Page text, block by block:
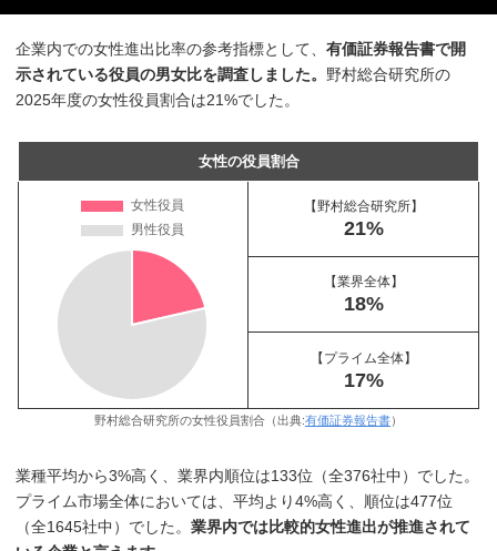
企業内での女性進出比率の参考指標として、有価証券報告書で開
示されている役員の男女比を調査しました。 野村総合研究所の
2025年度の女性役員割合は21%でした。
女性の役員割合
【野村総合研究所】
21%
【業界全体】
18%
【プライム全体】
17%
野村総合研究所の女性役員割合（出典:有価証券報告書）
業種平均から3%高く、業界内順位は133位（全376社中）でした。
プライム市場全体においては、平均より4%高く、順位は477位
（全1645社中）でした。業界内では比較的女性進出が推進されて